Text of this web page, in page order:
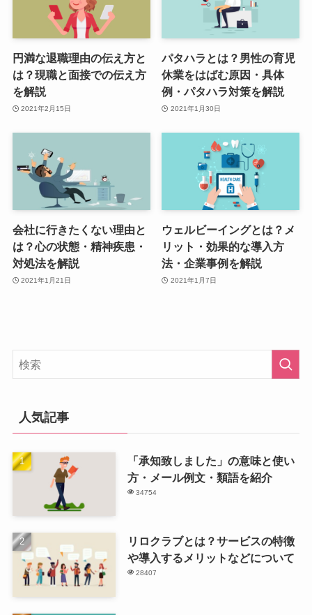
円満な退職理由の伝え方と
は？現職と面接での伝え方
を解説
2021年2月15日
パタハラとは？男性の育児
休業をはばむ原因・具体
例・パタハラ対策を解説
2021年1月30日
会社に行きたくない理由と
は？心の状態・精神疾患・
対処法を解説
2021年1月21日
ウェルビーイングとは？メ
リット・効果的な導入方
法・企業事例を解説
2021年1月7日
人気記事
「承知致しました」の意味と使い
方・メール例文・類語を紹介
34754
リロクラブとは？サービスの特徴
や導入するメリットなどについて
28407